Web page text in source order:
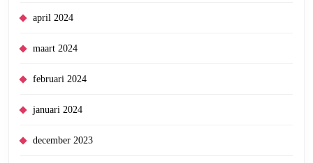
april 2024
maart 2024
februari 2024
januari 2024
december 2023